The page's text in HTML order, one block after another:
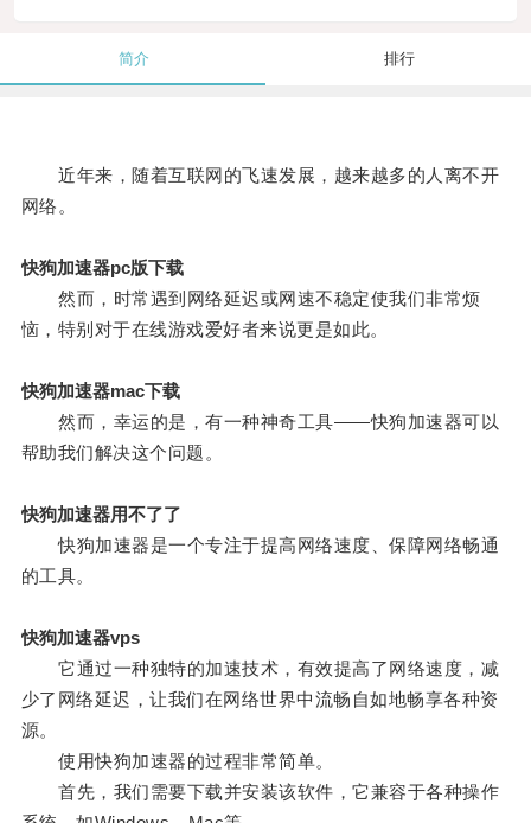
简介 排行
近年来，随着互联网的飞速发展，越来越多的人离不开
网络。
快狗加速器pc版下载
然而，时常遇到网络延迟或网速不稳定使我们非常烦
恼，特别对于在线游戏爱好者来说更是如此。
快狗加速器mac下载
然而，幸运的是，有一种神奇工具——快狗加速器可以
帮助我们解决这个问题。
快狗加速器用不了了
快狗加速器是一个专注于提高网络速度、保障网络畅通
的工具。
快狗加速器vps
它通过一种独特的加速技术，有效提高了网络速度，减
少了网络延迟，让我们在网络世界中流畅自如地畅享各种资
源。
使用快狗加速器的过程非常简单。
首先，我们需要下载并安装该软件，它兼容于各种操作